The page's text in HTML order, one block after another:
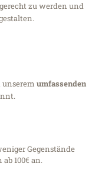
zu werden und
umfassenden
Gegenstände
100€ an.